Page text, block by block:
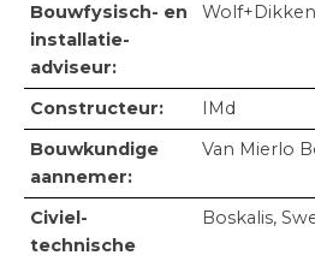
Bouwfysisch- en
installatie-
adviseur:
Wolf+Dikken
Constructeur:
IMd
Bouwkundige
aannemer:
Van Mierlo
Civiel-
technische
Boskalis,